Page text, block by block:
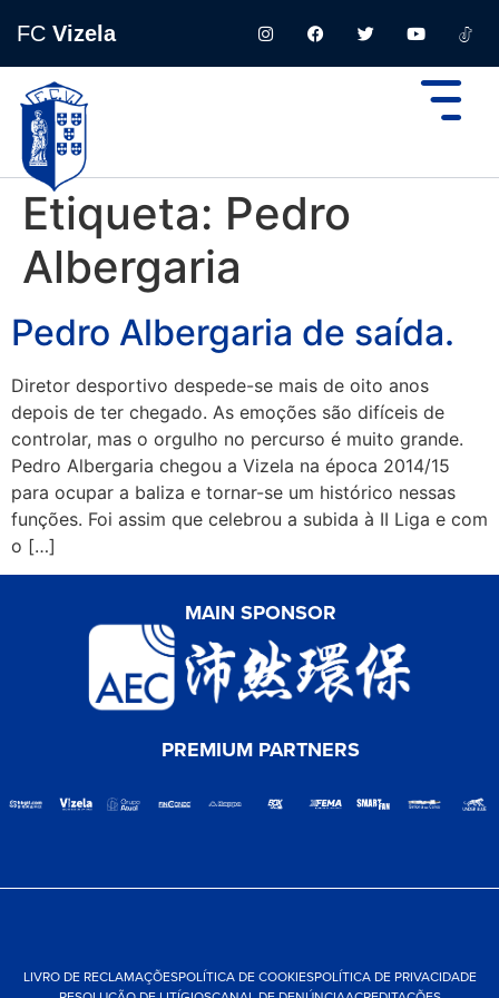
FC Vizela
Etiqueta: Pedro
Albergaria
Pedro Albergaria de saída.
Diretor desportivo despede-se mais de oito anos
depois de ter chegado. As emoções são difíceis de
controlar, mas o orgulho no percurso é muito grande.
Pedro Albergaria chegou a Vizela na época 2014/15
para ocupar a baliza e tornar-se um histórico nessas
funções. Foi assim que celebrou a subida à II Liga e com
o […]
MAIN SPONSOR
PREMIUM PARTNERS
LIVRO DE RECLAMAÇÕESPOLÍTICA DE COOKIESPOLÍTICA DE PRIVACIDADE